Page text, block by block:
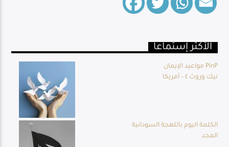
الأكثر إستماعا
مواعيد الإيمان PinP
نيك وروث ٤ – أمريكا
الكلمة اليوم باللهجة السودانية
المجد